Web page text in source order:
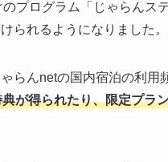
プログラム「じゃらんス
られるようになりました。
らんnetの国内宿泊の利
が得られたり、限定プラ